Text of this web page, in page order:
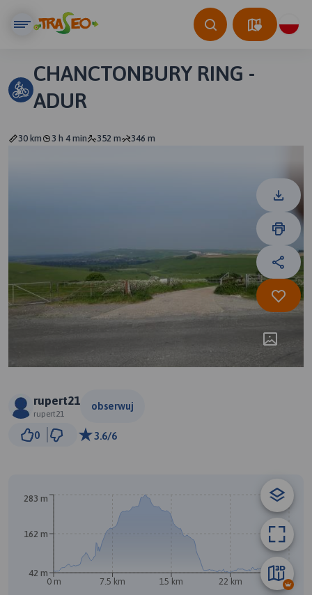
CHANCTONBURY RING -
ADUR
30 km 3 h 4 min 352 m 346 m
rupert21
rupert21
obserwuj
0 3.6/6
0 m 7.5 km 15 km 22 km 30 km
42 m
162 m
283 m